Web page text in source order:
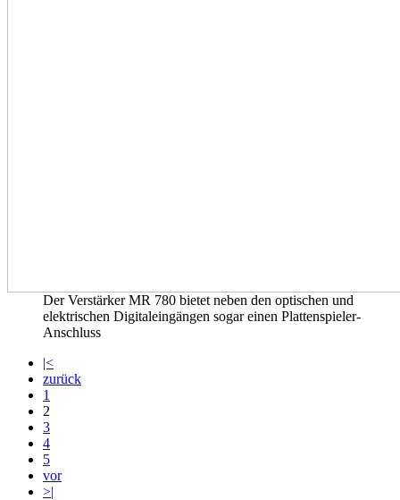
Der Verstärker MR 780 bietet neben den optischen und
elektrischen Digitaleingängen sogar einen Plattenspieler-
Anschluss
|<
zurück
1
2
3
4
5
vor
>|